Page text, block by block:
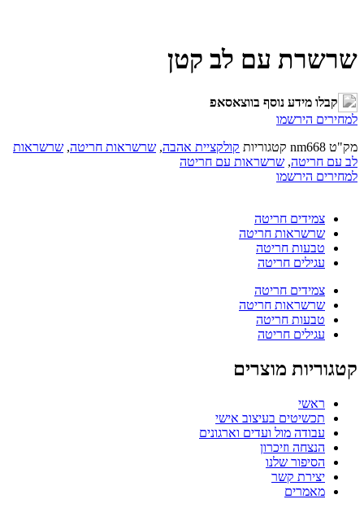
שרשרת עם לב קטן
קבלו מידע נוסף בווצאסאפ
למחירים הירשמו
מק"ט nm668 קטגוריות קולקציית אהבה, שרשראות חריטה, שרשראות
לב עם חריטה, שרשראות עם חריטה
למחירים הירשמו
צמידים חריטה
שרשראות חריטה
טבעות חריטה
עגילים חריטה
צמידים חריטה
שרשראות חריטה
טבעות חריטה
עגילים חריטה
קטגוריות מוצרים
ראשי
תכשיטים בעיצוב אישי
עבודה מול ועדים וארגונים
הנצחה וזיכרון
הסיפור שלנו
יצירת קשר
מאמרים